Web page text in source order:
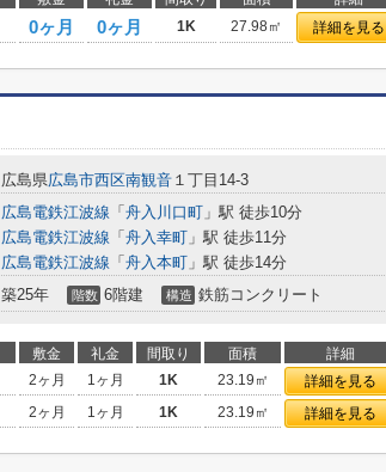
0ヶ月 0ヶ月 1K 27.98㎡ 詳細を見る
広島県広島市西区南観音 １丁目14-3
広島電鉄江波線 「 舟入川口町 」駅 徒歩10分
広島電鉄江波線 「 舟入幸町 」駅 徒歩11分
広島電鉄江波線 「 舟入本町 」駅 徒歩14分
築25年 階数 6階建 構造 鉄筋コンクリート
敷金 礼金 間取り 面積 詳細
2ヶ月 1ヶ月 1K 23.19㎡ 詳細を見る
2ヶ月 1ヶ月 1K 23.19㎡ 詳細を見る